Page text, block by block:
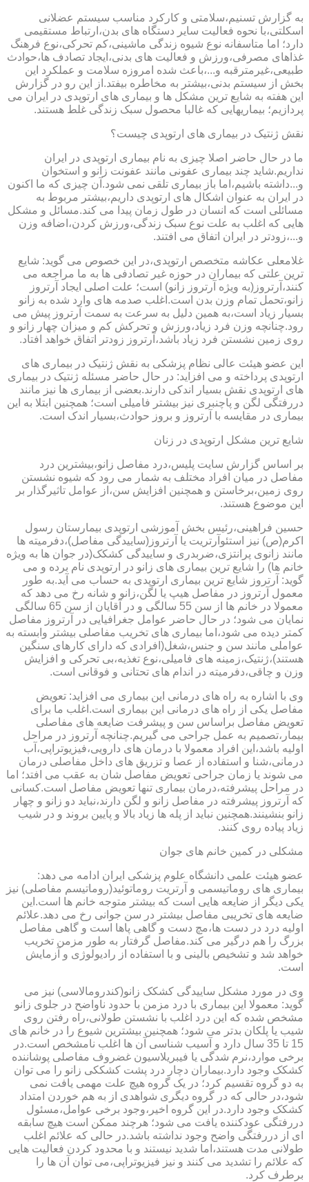
به گزارش تسنیم،سلامتی و کارکرد مناسب سیستم عضلانی
اسکلتی،با نحوه فعالیت سایر دستگاه های بدن،ارتباط مستقیمی
دارد؛ اما متاسفانه نوع شیوه زندگی ماشینی،کم تحرکی،نوع فرهنگ
غذاهای مصرفی،ورزش و فعالیت های بدنی،ایجاد تصادف ها،حوادث
طبیعی،غیرمترقبه و...،باعث شده امروزه سلامت و عملکرد این
بخش از سیستم بدنی،بیشتر به مخاطره بیفتد.از این رو در گزارش
این هفته به شایع ترین مشکل ها و بیماری های ارتوپدی در ایران می
پردازیم؛ بیماریهایی که غالبا محصول سبک زندگی غلط هستند.
نقش ژنتیک در بیماری های ارتوپدی چیست؟
ما در حال حاضر اصلا چیزی به نام بیماری ارتوپدی در ایران
نداریم.شاید چند بیماری عفونی مانند عفونت زانو و استخوان
و...داشته باشیم،اما باز بیماری تلقی نمی شود.آن چیزی که ما اکنون
در ایران به عنوان اشکال های ارتوپدی داریم،بیشتر مربوط به
مسائلی است که انسان در طول زمان پیدا می کند.مسائل و مشکل
هایی که اغلب به علت نوع سبک زندگی،ورزش کردن،اضافه وزن
و...،زودتر در ایران اتفاق می افتند.
غلامعلی عکاشه متخصص ارتوپدی،در این خصوص می گوید: شایع
ترین علتی که بیماران در حوزه غیر تصادفی ها به ما مراجعه می
کنند،آرتروز(به ویژه آرتروز زانو) است؛ علت اصلی ایجاد آرتروز
زانو،تحمل تمام وزن بدن است.اغلب صدمه های وارد شده به زانو
بسیار زیاد است،به همین دلیل به سرعت به سمت آرتروز پیش می
رود.چنانچه وزن فرد زیاد،ورزش و تحرکش کم و میزان چهار زانو و
روی زمین نشستن فرد زیاد باشد،آرتروز زودتر اتفاق خواهد افتاد.
این عضو هیئت عالی نظام پزشکی به نقش ژنتیک در بیماری های
ارتوپدی پرداخته و می افزاید: در حال حاضر مسئله ژنتیک در بیماری
های ارتوپدی نقش بسیار اندکی دارند.بعضی از بیماری ها نیز مانند
دررفتگی لگن و پاچنبری نیز بیشتر فامیلی است؛ همچنین ابتلا به این
بیماری در مقایسه با آرتروز و بروز حوادث،بسیار اندک است.
شایع ترین مشکل ارتوپدی در زنان
بر اساس گزارش سایت پلیس،درد مفاصل زانو،بیشترین درد
مفاصل در میان افراد مختلف به شمار می رود که شیوه نشستن
روی زمین،برخاستن و همچنین افزایش سن،از عوامل تاثیرگذار بر
این موضوع هستند.
حسین فراهینی،رئیس بخش آموزشی ارتوپدی بیمارستان رسول
اکرم(ص) نیز استئوآرتریت یا آرتروز(ساییدگی مفاصل)،دفرمیته ها
مانند زانوی پرانتزی،ضربدری و ساییدگی کشکک(در جوان ها به ویژه
خانم ها) را شایع ترین بیماری های زانو در ارتوپدی نام برده و می
گوید: آرتروز شایع ترین بیماری ارتوپدی به حساب می آید.به طور
معمول آرتروز در مفاصل هیپ یا لگن،زانو و شانه رخ می دهد که
معمولا در خانم ها از سن 55 سالگی و در آقایان از سن 65 سالگی
نمایان می شود؛ در حال حاضر عوامل جغرافیایی در آرتروز مفاصل
کمتر دیده می شود،اما بیماری های تخریب مفاصلی بیشتر وابسته به
عواملی مانند سن و جنس،شغل(افرادی که دارای کارهای سنگین
هستند)،ژنتیک،زمینه های فامیلی،نوع تغذیه،بی تحرکی و افزایش
وزن و چاقی،دفرمیته در اندام های تحتانی و فوقانی است.
وی با اشاره به راه های درمانی این بیماری می افزاید: تعویض
مفاصل یکی از راه های درمانی این بیماری است.اغلب ما برای
تعویض مفاصل براساس سن و پیشرفت ضایعه های مفاصلی
بیمار،تصمیم به عمل جراحی می گیریم.چنانچه آرتروز در مراحل
اولیه باشد،این افراد معمولا با درمان های دارویی،فیزیوتراپی،آب
درمانی،شنا و استفاده از عصا و تزریق های داخل مفاصلی درمان
می شوند یا زمان جراحی تعویض مفاصل شان به عقب می افتد؛ اما
در مراحل پیشرفته،درمان بیماری تنها تعویض مفاصل است.کسانی
که آرتروز پیشرفته در مفاصل زانو و لگن دارند،نباید دو زانو و چهار
زانو بنشینند.همچنین نباید از پله ها زیاد بالا و پایین بروند و در شیب
زیاد پیاده روی کنند.
مشکلی در کمین خانم های جوان
عضو هیئت علمی دانشگاه علوم پزشکی ایران ادامه می دهد:
بیماری های روماتیسمی و آرتریت روماتوئید(روماتیسم مفاصلی) نیز
یکی دیگر از ضایعه هایی است که بیشتر متوجه خانم ها است.این
ضایعه های تخریبی مفاصل بیشتر در سن جوانی رخ می دهد.علائم
اولیه درد در دست ها،مچ دست و گاهی پاها است و گاهی مفاصل
بزرگ را هم درگیر می کند.مفاصل گرفتار به طور مزمن تخریب
خواهد شد و تشخیص بالینی و با استفاده از رادیولوژی و آزمایش
است.
وی در مورد مشکل ساییدگی کشکک زانو(کندرومالاسی) نیز می
گوید: معمولا این بیماری با درد مزمن با حدود ناواضح در جلوی زانو
مشخص شده که این درد اغلب با نشستن طولانی،راه رفتن روی
شیب یا پلکان بدتر می شود؛ همچنین بیشترین شیوع را در خانم های
15 تا 35 سال دارد و آسیب شناسی آن ها اغلب نامشخص است.در
برخی موارد،نرم شدگی یا فیبریلاسیون غضروف مفاصلی پوشاننده
کشکک وجود دارد.بیماران دچار درد پشت کشککی زانو را می توان
به دو گروه تقسیم کرد؛ در یک گروه هیچ علت مهمی یافت نمی
شود،در حالی که در گروه دیگری شواهدی از به هم خوردن امتداد
کشکک وجود دارد.در این گروه اخیر،وجود برخی عوامل،مسئول
دررفتگی عودکننده یافت می شود؛ هرچند ممکن است هیچ سابقه
ای از دررفتگی واضح وجود نداشته باشد.در حالی که علائم اغلب
طولانی مدت هستند،اما شدید نیستند و با محدود کردن فعالیت هایی
که علائم را تشدید می کنند و نیز فیزیوتراپی،می توان آن ها را
برطرف کرد.